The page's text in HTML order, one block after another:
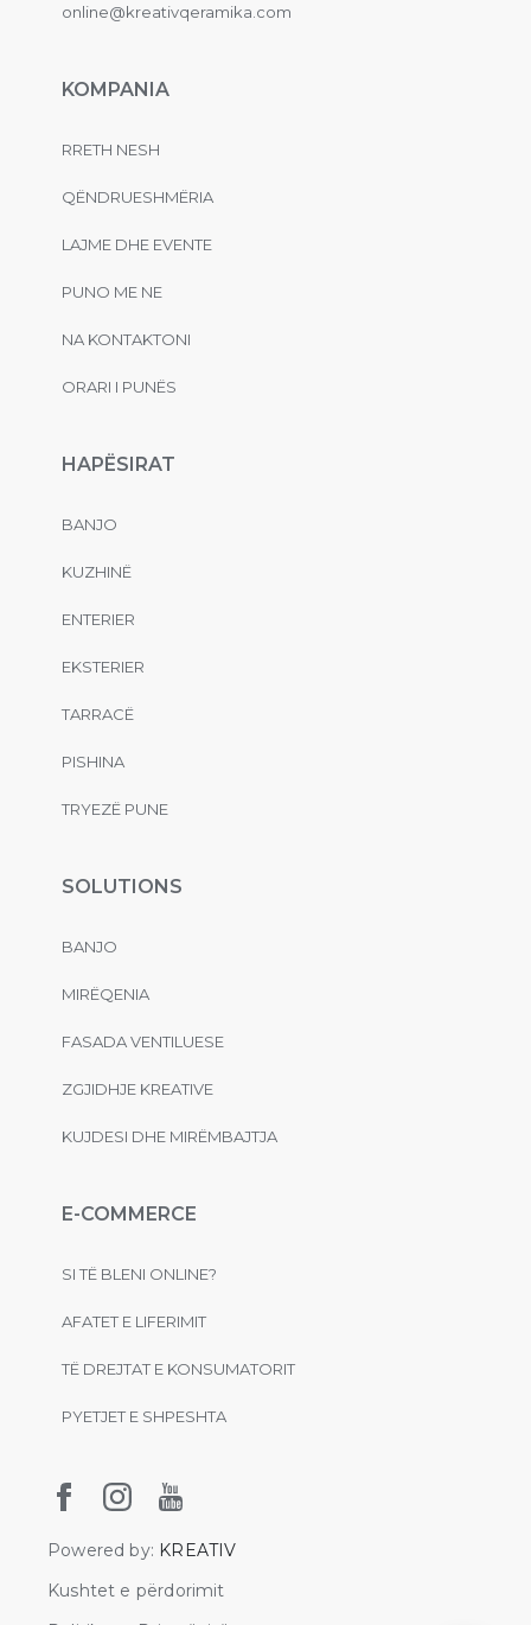
online@kreativqeramika.com
KOMPANIA
RRETH NESH
QËNDRUESHMËRIA
LAJME DHE EVENTE
PUNO ME NE
NA KONTAKTONI
ORARI I PUNËS
HAPËSIRAT
BANJO
KUZHINË
ENTERIER
EKSTERIER
TARRACË
PISHINA
TRYEZË PUNE
SOLUTIONS
BANJO
MIRËQENIA
FASADA VENTILUESE
ZGJIDHJE KREATIVE
KUJDESI DHE MIRËMBAJTJA
E-COMMERCE
SI TË BLENI ONLINE?
AFATET E LIFERIMIT
TË DREJTAT E KONSUMATORIT
PYETJET E SHPESHTA
Powered by: KREATIV
Kushtet e përdorimit